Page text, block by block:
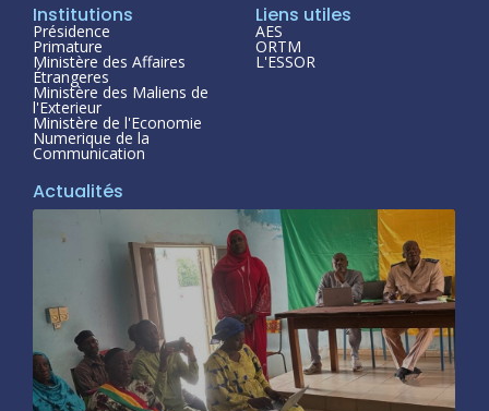
Institutions
Présidence
Primature
Ministère des Affaires
Étrangeres
Ministère des Maliens de
l'Exterieur
Ministère de l'Economie
Numerique de la
Communication
Liens utiles
AES
ORTM
L'ESSOR
Actualités